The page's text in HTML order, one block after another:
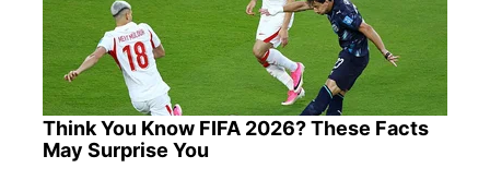
Think You Know FIFA 2026? These Facts
May Surprise You